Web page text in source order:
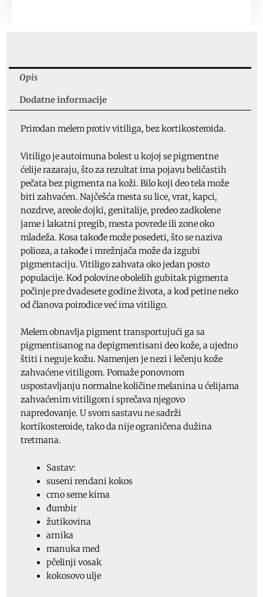
gratis,
7062
količina
Opis
Dodatne informacije
Prirodan melem protiv vitiliga, bez kortikosteroida.
Vitiligo je autoimuna bolest u kojoj se pigmentne
ćelije razaraju, što za rezultat ima pojavu beličastih
pečata bez pigmenta na koži. Bilo koji deo tela može
biti zahvaćen. Najčešća mesta su lice, vrat, kapci,
nozdrve, areole dojki, genitalije, predeo zadkolene
jame i lakatni pregib, mesta povrede ili zone oko
mladeža. Kosa takođe može posedeti, što se naziva
polioza, a takođe i mrežnjača može da izgubi
pigmentaciju. Vitiligo zahvata oko jedan posto
populacije. Kod polovine obolelih gubitak pigmenta
počinje pre dvadesete godine života, a kod petine neko
od članova poirodice već ima vitiligo.
Melem obnavlja pigment transportujući ga sa
pigmentisanog na depigmentisani deo kože, a ujedno
štiti i neguje kožu. Namenjen je nezi i lečenju kože
zahvaćene vitiligom. Pomaže ponovnom
uspostavljanju normalne količine melanina u ćelijama
zahvaćenim vitiligom i sprečava njegovo
napredovanje. U svom sastavu ne sadrži
kortikosteroide, tako da nije ograničena dužina
tretmana.
Sastav:
suseni rendani kokos
crno seme kima
đumbir
žutikovina
arnika
manuka med
pčelinji vosak
kokosovo ulje